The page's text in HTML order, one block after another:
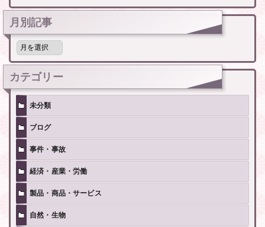
月別記事
月
記
事
カテゴリー
未分類
ブログ
事件・事故
経済・産業・労働
製品・商品・サービス
自然・生物